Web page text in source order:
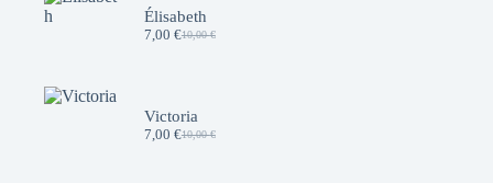
Élisabeth
10,00€
Le
10,00 €.
7,00 €Le
7,00 €.
Victoria
10,00€
Le
7,00 €Le